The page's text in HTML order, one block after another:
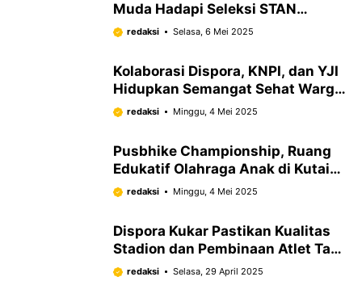
Muda Hadapi Seleksi STAN
Melalui Binlat
redaksi Selasa, 6 Mei 2025
Kolaborasi Dispora, KNPI, dan YJI
Hidupkan Semangat Sehat Warga
Loa Kulu
redaksi Minggu, 4 Mei 2025
Pusbhike Championship, Ruang
Edukatif Olahraga Anak di Kutai
Kartanegara
redaksi Minggu, 4 Mei 2025
Dispora Kukar Pastikan Kualitas
Stadion dan Pembinaan Atlet Tak
Terganggu Meski dalam
redaksi Selasa, 29 April 2025